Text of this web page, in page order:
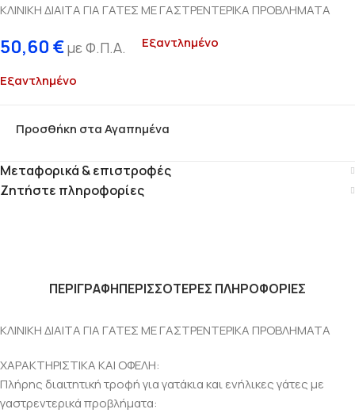
ΚΛΙΝΙΚΗ ΔΙΑΙΤΑ ΓΙΑ ΓΑΤΕΣ ΜΕ ΓΑΣΤΡΕΝΤΕΡΙΚΑ ΠΡΟΒΛΗΜΑΤΑ
50,60 €με Φ.Π.Α. Εξαντλημένο
Εξαντλημένο
Προσθήκη στα Αγαπημένα
Μεταφορικά & επιστροφές
Ζητήστε πληροφορίες
ΠΕΡΙΓΡΑΦΗΠΕΡΙΣΣΟΤΕΡΕΣ ΠΛΗΡΟΦΟΡΙΕΣ
ΚΛΙΝΙΚΗ ΔΙΑΙΤΑ ΓΙΑ ΓΑΤΕΣ ΜΕ ΓΑΣΤΡΕΝΤΕΡΙΚΑ ΠΡΟΒΛΗΜΑΤΑ
ΧΑΡΑΚΤΗΡΙΣΤΙΚΑ ΚΑΙ ΟΦΕΛΗ:
Πλήρης διαιτητική τροφή για γατάκια και ενήλικες γάτες με
γαστρεντερικά προβλήματα: